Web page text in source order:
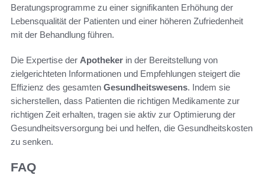
Beratungsprogramme zu einer signifikanten Erhöhung der
Lebensqualität der Patienten und einer höheren Zufriedenheit
mit der Behandlung führen.
Die Expertise der Apotheker in der Bereitstellung von
zielgerichteten Informationen und Empfehlungen steigert die
Effizienz des gesamten Gesundheitswesens. Indem sie
sicherstellen, dass Patienten die richtigen Medikamente zur
richtigen Zeit erhalten, tragen sie aktiv zur Optimierung der
Gesundheitsversorgung bei und helfen, die Gesundheitskosten
zu senken.
FAQ